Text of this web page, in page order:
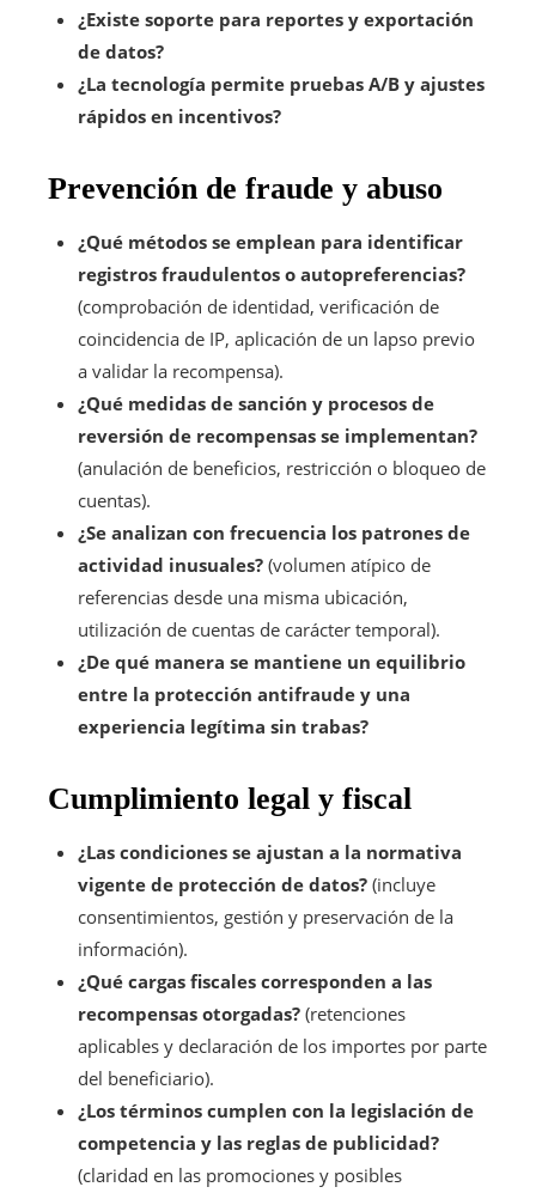
¿Existe soporte para reportes y exportación
de datos?
¿La tecnología permite pruebas A/B y ajustes
rápidos en incentivos?
Prevención de fraude y abuso
¿Qué métodos se emplean para identificar
registros fraudulentos o autopreferencias?
(comprobación de identidad, verificación de
coincidencia de IP, aplicación de un lapso previo
a validar la recompensa).
¿Qué medidas de sanción y procesos de
reversión de recompensas se implementan?
(anulación de beneficios, restricción o bloqueo de
cuentas).
¿Se analizan con frecuencia los patrones de
actividad inusuales? (volumen atípico de
referencias desde una misma ubicación,
utilización de cuentas de carácter temporal).
¿De qué manera se mantiene un equilibrio
entre la protección antifraude y una
experiencia legítima sin trabas?
Cumplimiento legal y fiscal
¿Las condiciones se ajustan a la normativa
vigente de protección de datos? (incluye
consentimientos, gestión y preservación de la
información).
¿Qué cargas fiscales corresponden a las
recompensas otorgadas? (retenciones
aplicables y declaración de los importes por parte
del beneficiario).
¿Los términos cumplen con la legislación de
competencia y las reglas de publicidad?
(claridad en las promociones y posibles